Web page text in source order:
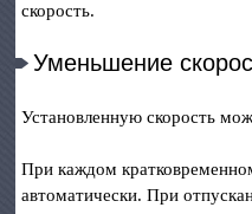
скорость.
Уменьшение
Установленную скорость
При каждом
автоматически. При